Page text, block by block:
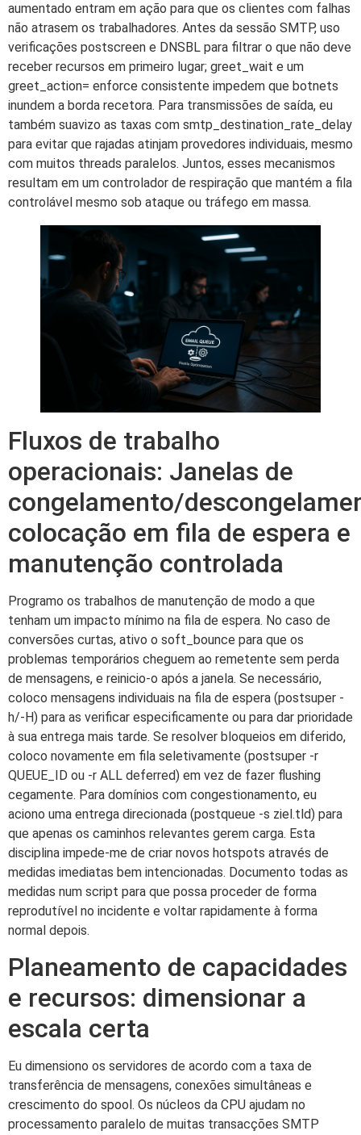
aumentado entram em ação para que os clientes com falhas
não atrasem os trabalhadores. Antes da sessão SMTP, uso
verificações postscreen e DNSBL para filtrar o que não deve
receber recursos em primeiro lugar; greet_wait e um
greet_action= enforce consistente impedem que botnets
inundem a borda recetora. Para transmissões de saída, eu
também suavizo as taxas com smtp_destination_rate_delay
para evitar que rajadas atinjam provedores individuais, mesmo
com muitos threads paralelos. Juntos, esses mecanismos
resultam em um controlador de respiração que mantém a fila
controlável mesmo sob ataque ou tráfego em massa.
Fluxos de trabalho
operacionais: Janelas de
congelamento/
colocação em fila de espera e
manutenção controlada
Programo os trabalhos de manutenção de modo a que
tenham um impacto mínimo na fila de espera. No caso de
conversões curtas, ativo o soft_bounce para que os
problemas temporários cheguem ao remetente sem perda
de mensagens, e reinicio-o após a janela. Se necessário,
coloco mensagens individuais na fila de espera (postsuper -
h/-H) para as verificar especificamente ou para dar prioridade
à sua entrega mais tarde. Se resolver bloqueios em diferido,
coloco novamente em fila seletivamente (postsuper -r
QUEUE_ID ou -r ALL deferred) em vez de fazer flushing
cegamente. Para domínios com congestionamento, eu
aciono uma entrega direcionada (postqueue -s ziel.tld) para
que apenas os caminhos relevantes gerem carga. Esta
disciplina impede-me de criar novos hotspots através de
medidas imediatas bem intencionadas. Documento todas as
medidas num script para que possa proceder de forma
reprodutível no incidente e voltar rapidamente à forma
normal depois.
Planeamento de capacidades
e recursos: dimensionar a
escala certa
Eu dimensiono os servidores de acordo com a taxa de
transferência de mensagens, conexões simultâneas e
crescimento do spool. Os núcleos da CPU ajudam no
processamento paralelo de muitas transacções SMTP